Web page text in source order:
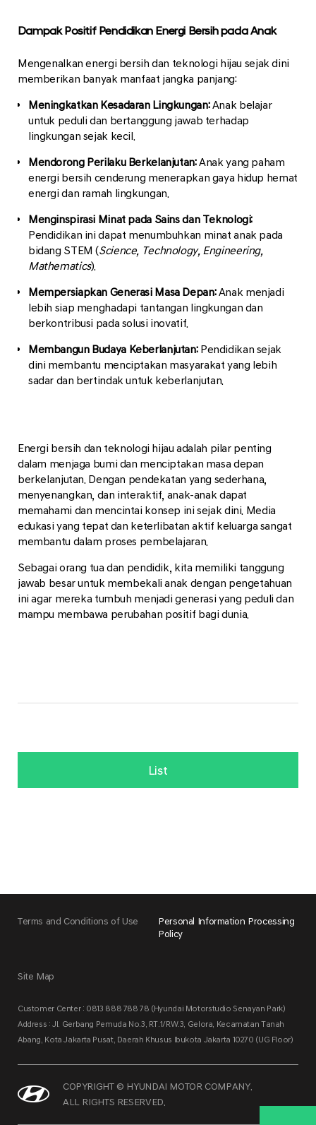
Dampak Positif Pendidikan Energi Bersih pada Anak
Mengenalkan energi bersih dan teknologi hijau sejak dini
memberikan banyak manfaat jangka panjang:
Meningkatkan Kesadaran Lingkungan:Anak belajar
untuk peduli dan bertanggung jawab terhadap
lingkungan sejak kecil.
Mendorong Perilaku Berkelanjutan:Anak yang paham
energi bersih cenderung menerapkan gaya hidup hemat
energi dan ramah lingkungan.
Menginspirasi Minat pada Sains dan Teknologi:
Pendidikan ini dapat menumbuhkan minat anak pada
bidang STEM (Science, Technology, Engineering,
Mathematics).
Mempersiapkan Generasi Masa Depan:Anak menjadi
lebih siap menghadapi tantangan lingkungan dan
berkontribusi pada solusi inovatif.
Membangun Budaya Keberlanjutan:Pendidikan sejak
dini membantu menciptakan masyarakat yang lebih
sadar dan bertindak untuk keberlanjutan.
Energi bersih dan teknologi hijau adalah pilar penting
dalam menjaga bumi dan menciptakan masa depan
berkelanjutan. Dengan pendekatan yang sederhana,
menyenangkan, dan interaktif, anak-anak dapat
memahami dan mencintai konsep ini sejak dini. Media
edukasi yang tepat dan keterlibatan aktif keluarga sangat
membantu dalam proses pembelajaran.
Sebagai orang tua dan pendidik, kita memiliki tanggung
jawab besar untuk membekali anak dengan pengetahuan
ini agar mereka tumbuh menjadi generasi yang peduli dan
mampu membawa perubahan positif bagi dunia.
List
Terms and Conditions of Use
Personal Information Processing
Policy
Site Map
Customer Center : 0813 888 788 78 (Hyundai Motorstudio Senayan Park)
Address : Jl. Gerbang Pemuda No.3, RT.1/RW.3, Gelora, Kecamatan Tanah
Abang, Kota Jakarta Pusat, Daerah Khusus Ibukota Jakarta 10270 (UG Floor)
COPYRIGHT © HYUNDAI MOTOR COMPANY.
ALL RIGHTS RESERVED.